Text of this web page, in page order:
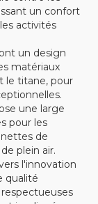
un confort
activités
un design
matériaux
le titane, pour
une large
pour les
de
plein air.
l'innovation
qualité